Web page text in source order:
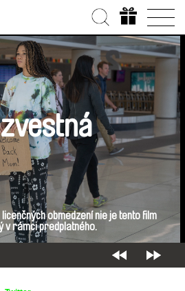
obmedzení nie je tento film
v rámci predplatného.